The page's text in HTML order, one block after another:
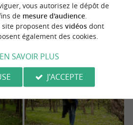
kiwi n’est pas le fruit d’un
vigoureuse:l'Actinidia
vous autorisez le dépôt de
de mesure d'audience.
proposent des vidéosdont
également des cookies.
EN SAVOIR PLUS
J'ACCEPTE